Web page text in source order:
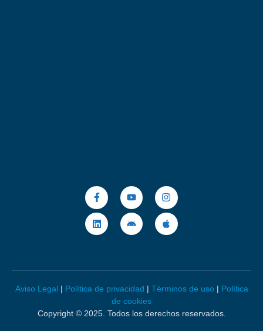
Aviso Legal | Política de privacidad | Términos de uso | Política
de cookies
Copyright © 2025. Todos los derechos reservados.